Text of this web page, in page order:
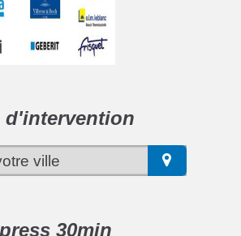
d'intervention
30min